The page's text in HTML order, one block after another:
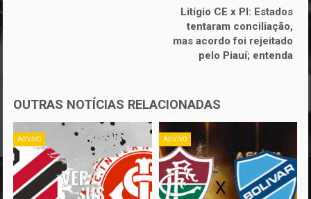
Litígio CE x PI: Estados
tentaram conciliação,
mas acordo foi rejeitado
pelo Piauí; entenda
OUTRAS NOTÍCIAS RELACIONADAS
AO VIVO AO VIVO